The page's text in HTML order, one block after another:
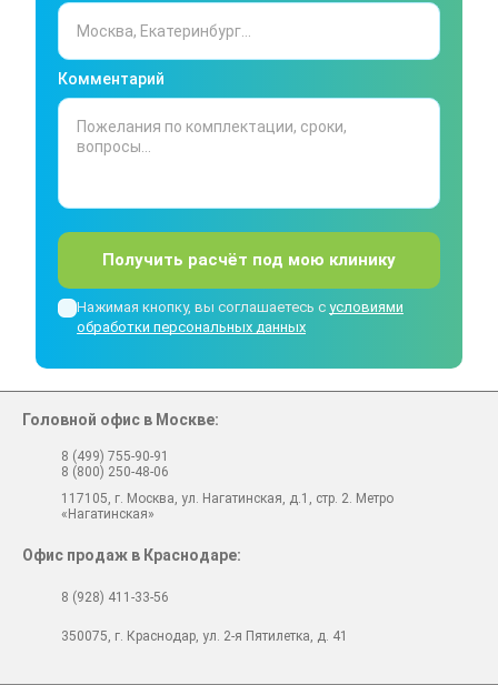
Комментарий
Получить расчёт под мою клинику
Нажимая кнопку, вы соглашаетесь с условиями
обработки персональных данных
Головной офис в Москве:
8 (499) 755-90-91
8 (800) 250-48-06
117105, г. Москва, ул. Нагатинская, д.1, стр. 2. Метро
«Нагатинская»
Офис продаж в Краснодаре:
8 (928) 411-33-56
350075, г. Краснодар, ул. 2-я Пятилетка, д. 41